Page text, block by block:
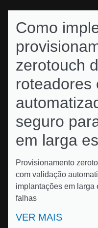
Como
zerotouch
roteadores
seguro
em larga
Provisionamento
com validação
implantações em larga
falhas
VER MAIS